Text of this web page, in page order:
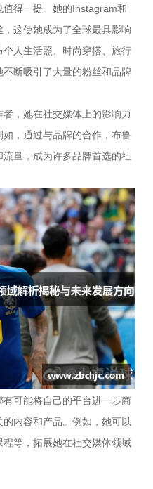
得一提。她的Instagram和
这使她成为了全球最具影响
人生活照、时尚穿搭、旅行
断吸引了大量的粉丝和品牌
，她在社交媒体上的影响力
，通过与品牌的合作，布鲁
量，成为许多品牌首选的社
可能将自己的平台进一步商
内容和产品。例如，她可以
等，拓展她在社交媒体领域